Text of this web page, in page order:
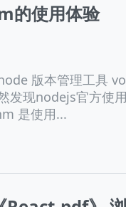
的使用体验
版本管理工具
发现nodejs官方使
是使用...